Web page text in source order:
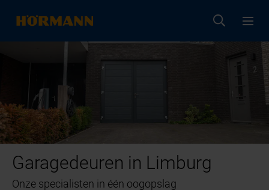
Garagedeuren in Limburg
Onze specialisten in één oogopslag